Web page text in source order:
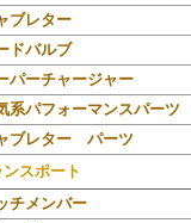
ブレター
ドバルブ
パーチャージャー
系パフォーマンスパーツ
ブレター パーツ
ンスポート
チメンバー